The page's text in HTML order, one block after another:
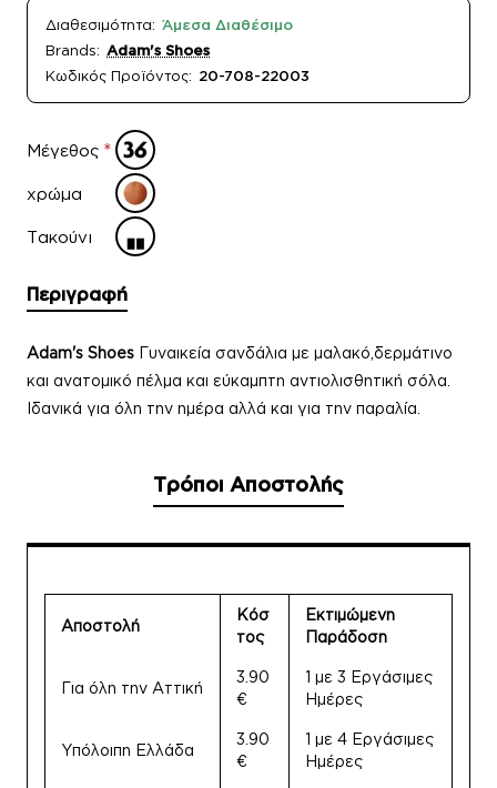
Διαθεσιμότητα: Άμεσα Διαθέσιμο
Brands: Adam's Shoes
Κωδικός Προϊόντος: 20-708-22003
Μέγεθος
χρώμα
Τακούνι
Περιγραφή
Adam's Shoes Γυναικεία σανδάλια με μαλακό,δερμάτινο
και ανατομικό πέλμα και εύκαμπτη αντιολισθητική σόλα.
Ιδανικά για όλη την ημέρα αλλά και για την παραλία.
Τρόποι Αποστολής
Αποστολή
Κόσ
τος
Εκτιμώμενη
Παράδοση
Για όλη την Αττική
3.90
€
1 με 3 Εργάσιμες
Ημέρες
Υπόλοιπη Ελλάδα
3.90
€
1 με 4 Εργάσιμες
Ημέρες